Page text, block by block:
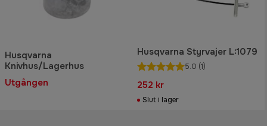
Husqvarna
Knivhus/Lagerhus
Utgången
Husqvarna Styrvajer L:1079
5.0 (1)
252 kr
Slut i lager